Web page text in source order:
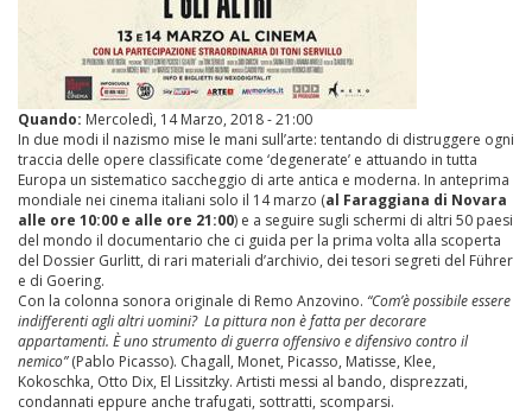
Quando: Mercoledì, 14 Marzo, 2018 - 21:00
In due modi il nazismo mise le mani sull’arte: tentando di distruggere ogni
traccia delle opere classificate come ‘degenerate’ e attuando in tutta
Europa un sistematico saccheggio di arte antica e moderna. In anteprima
mondiale nei cinema italiani solo il 14 marzo (al Faraggiana di Novara
alle ore 10:00 e alle ore 21:00) e a seguire sugli schermi di altri 50 paesi
del mondo il documentario che ci guida per la prima volta alla scoperta
del Dossier Gurlitt, di rari materiali d’archivio, dei tesori segreti del Führer
e di Goering.
Con la colonna sonora originale di Remo Anzovino. “Com’è possibile essere
indifferenti agli altri uomini? La pittura non è fatta per decorare
appartamenti. È uno strumento di guerra offensivo e difensivo contro il
nemico”(Pablo Picasso). Chagall, Monet, Picasso, Matisse, Klee,
Kokoschka, Otto Dix, El Lissitzky. Artisti messi al bando, disprezzati,
condannati eppure anche trafugati, sottratti, scomparsi.